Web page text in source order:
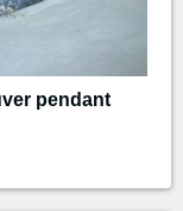
pendant